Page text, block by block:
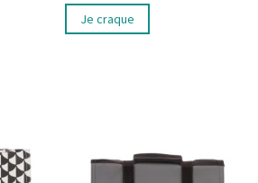
Je craque